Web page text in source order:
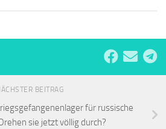
BEITRAG
für russische
sie jetzt völlig durch?